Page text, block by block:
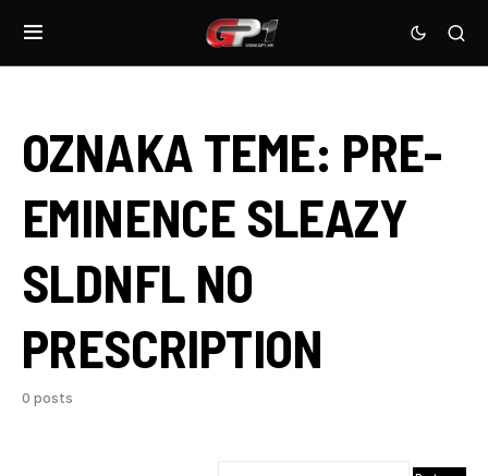
OZNAKA TEME: PRE-
EMINENCE SLEAZY
SLDNFL NO
PRESCRIPTION
0 posts